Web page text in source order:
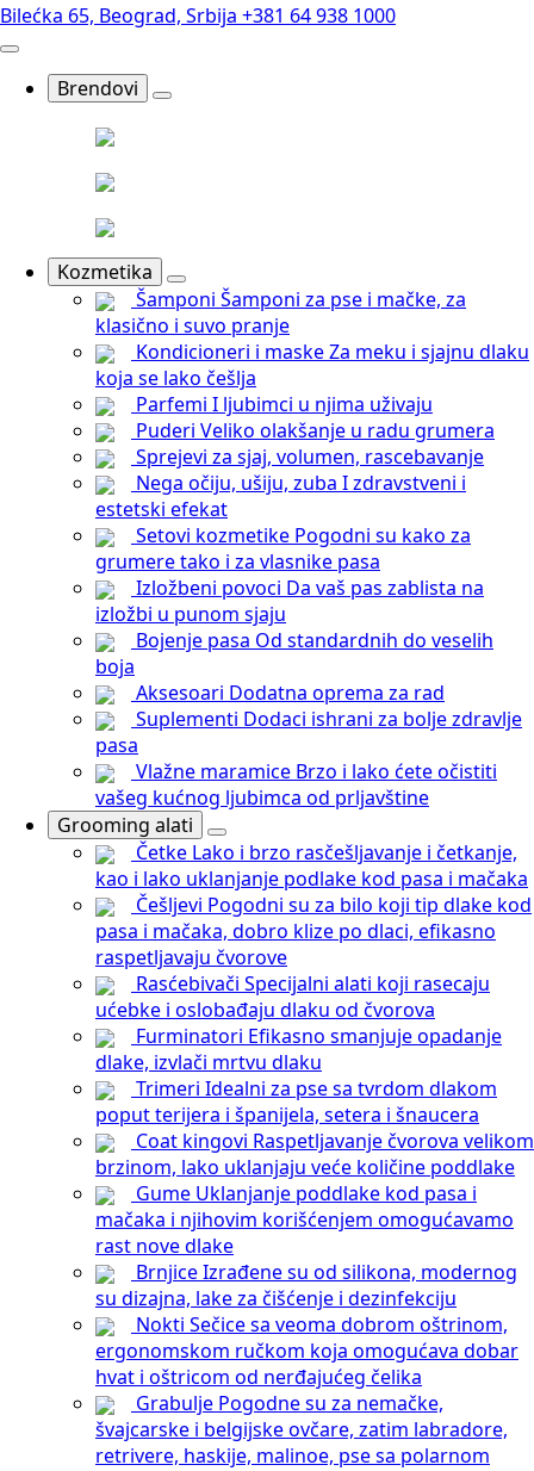
Bilećka 65, Beograd, Srbija +381 64 938 1000
Brendovi
Kozmetika
Šamponi Šamponi za pse i mačke, za
klasično i suvo pranje
Kondicioneri i maskeZa meku i sjajnu dlaku
koja se lako češlja
Parfemi I ljubimci u njima uživaju
Puderi Veliko olakšanje u radu grumera
Sprejevi za sjaj, volumen, rascebavanje
Nega očiju, ušiju, zuba I zdravstveni i
estetski efekat
Setovi kozmetike Pogodni su kako za
grumere tako i za vlasnike pasa
Izložbeni povoci Da vaš pas zablista na
izložbi u punom sjaju
Bojenje pasa Od standardnih do veselih
boja
Aksesoari Dodatna oprema za rad
Suplementi Dodaci ishrani za bolje zdravlje
pasa
Vlažne maramice Brzo i lako ćete očistiti
vašeg kućnog ljubimca od prljavštine
Grooming alati
Četke Lako i brzo rasčešljavanje i četkanje,
kao i lako uklanjanje podlake kod pasa i mačaka
Češljevi Pogodni su za bilo koji tip dlake kod
pasa i mačaka, dobro klize po dlaci, efikasno
raspetljavaju čvorove
Rasćebivači Specijalni alati koji rasecaju
ućebke i oslobađaju dlaku od čvorova
Furminatori Efikasno smanjuje opadanje
dlake, izvlači mrtvu dlaku
Trimeri Idealni za pse sa tvrdom dlakom
poput terijera i španijela, setera i šnaucera
Coat kingovi Raspetljavanje čvorova velikom
brzinom, lako uklanjaju veće količine poddlake
Gume Uklanjanje poddlake kod pasa i
mačaka i njihovim korišćenjem omogućavamo
rast nove dlake
BrnjiceIzrađene su od silikona, modernog
su dizajna, lake za čišćenje i dezinfekciju
Nokti Sečice sa veoma dobrom oštrinom,
ergonomskom ručkom koja omogućava dobar
hvat i oštricom od nerđajućeg čelika
Grabulje Pogodne su za nemačke,
švajcarske i belgijske ovčare, zatim labradore,
retrivere, haskije, malinoe, pse sa polarnom